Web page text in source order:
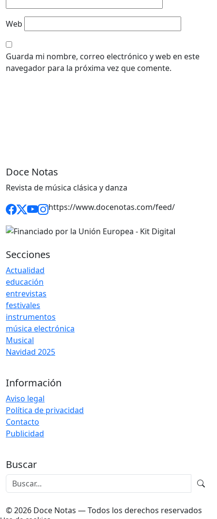
Web
Guarda mi nombre, correo electrónico y web en este
navegador para la próxima vez que comente.
Doce Notas
Revista de música clásica y danza
https://www.docenotas.com/feed/
Secciones
Actualidad
educación
entrevistas
festivales
instrumentos
música electrónica
Musical
Navidad 2025
Información
Aviso legal
Política de privacidad
Contacto
Publicidad
Buscar
© 2026 Doce Notas — Todos los derechos reservados